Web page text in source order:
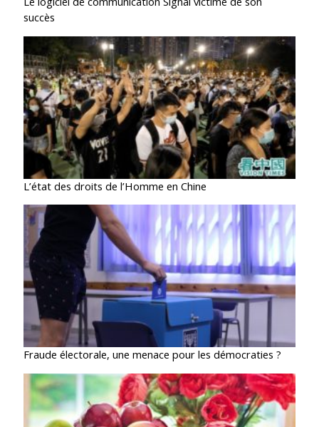
succès
L’état des droits de l’Homme en Chine
Fraude électorale, une menace pour les démocraties ?